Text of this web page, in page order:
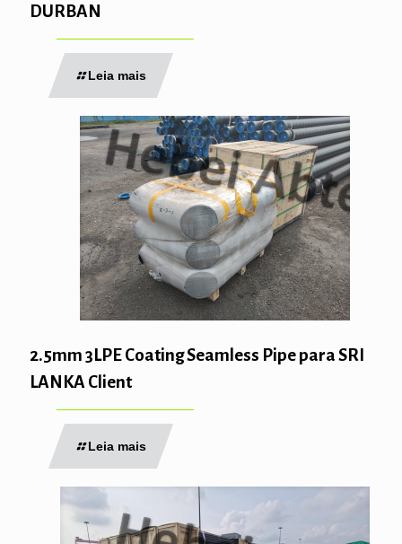
DURBAN
Leia mais
2.5mm 3LPE Coating Seamless Pipe para SRI
LANKA Client
Leia mais